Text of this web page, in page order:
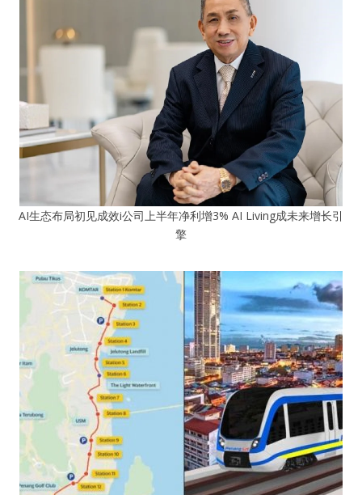
AI生态布局初见成效i公司上半年净利增3% AI Living成未来增长引
擎